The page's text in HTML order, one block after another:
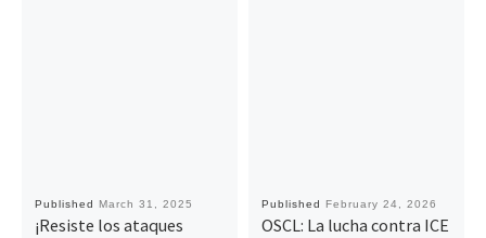
Published March 31, 2025
¡Resiste los ataques
Published February 24, 2026
OSCL: La lucha contra ICE